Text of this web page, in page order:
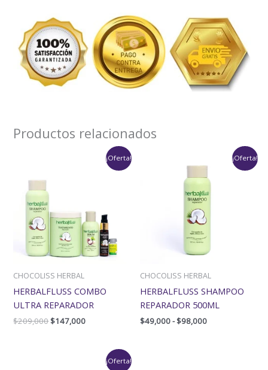
Productos relacionados
¡Oferta!
CHOCOLISS HERBAL
HERBALFLUSS COMBO
ULTRA REPARADOR
$209,000$147,000
precio
¡Oferta!
CHOCOLISS HERBAL
HERBALFLUSS SHAMPOO
REPARADOR 500ML
$49,000-$98,000
de
desde
$49,000
¡Oferta!
precio